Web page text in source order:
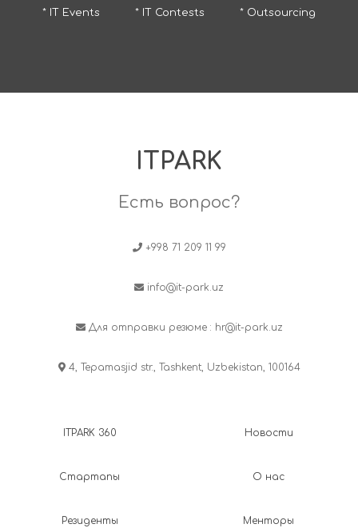
* IT Events * IT Contests * Outsourcing
ITPARK
Есть вопрос?
+998 71 209 11 99
info@it-park.uz
Для отправки резюме : hr@it-park.uz
4, Tepamasjid str., Tashkent, Uzbekistan, 100164
ITPARK 360
Стартапы
Резиденты
Новости
О нас
Менторы